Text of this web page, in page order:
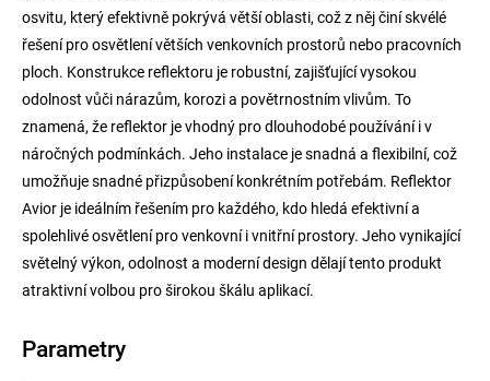
osvitu, který efektivně pokrývá větší oblasti, což z něj činí skvélé
řešení pro osvětlení větších venkovních prostorů nebo pracovních
ploch. Konstrukce reflektoru je robustní, zajišťující vysokou
odolnost vůči nárazům, korozi a povětrnostním vlivům. To
znamená, že reflektor je vhodný pro dlouhodobé používání i v
náročných podmínkách. Jeho instalace je snadná a flexibilní, což
umožňuje snadné přizpůsobení konkrétním potřebám. Reflektor
Avior je ideálním řešením pro každého, kdo hledá efektivní a
spolehlivé osvětlení pro venkovní i vnitřní prostory. Jeho vynikající
světelný výkon, odolnost a moderní design dělají tento produkt
atraktivní volbou pro širokou škálu aplikací.
Parametry